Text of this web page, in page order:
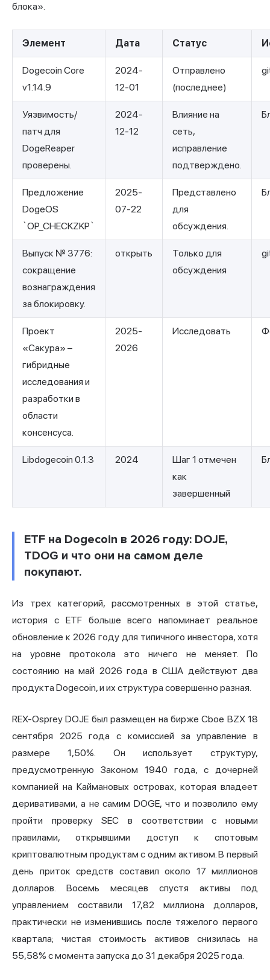
блока».
Элемент Дата Статус
Dogecoin Core
v1.14.9
2024-
12-01
Отправлено
(последнее)
Уязвимость/
патч для
DogeReaper
проверены.
2024-
12-12
Влияние на
сеть,
исправление
подтверждено.
Предложение
DogeOS
`OP_CHECKZKP`
2025-
07-22
Представлено
для
обсуждения.
Выпуск № 3776:
сокращение
вознаграждения
за блокировку.
открыть
Только для
обсуждения
Проект
«Сакура» –
гибридные
исследования и
разработки в
области
консенсуса.
2025-
2026
Исследовать
Libdogecoin 0.1.3 2024
Шаг 1 отмечен
как
завершенный
ETF на Dogecoin в 2026 году: DOJE,
TDOG и что они на самом деле
покупают.
Из трех категорий, рассмотренных в этой статье,
история с ETF больше всего напоминает реальное
обновление к 2026 году для типичного инвестора, хотя
на уровне протокола это ничего не меняет. По
состоянию на май 2026 года в США действуют два
продукта Dogecoin, и их структура совершенно разная.
REX-Osprey DOJE был размещен на бирже Cboe BZX 18
сентября 2025 года с комиссией за управление в
размере 1,50%. Он использует структуру,
предусмотренную Законом 1940 года, с дочерней
компанией на Каймановых островах, которая владеет
деривативами, а не самим DOGE, что и позволило ему
пройти проверку SEC в соответствии с новыми
правилами, открывшими доступ к спотовым
криптовалютным продуктам с одним активом. В первый
день приток средств составил около 17 миллионов
долларов. Восемь месяцев спустя активы под
управлением составили 17,82 миллиона долларов,
практически не изменившись после тяжелого первого
квартала; чистая стоимость активов снизилась на
55,58% с момента запуска до 31 декабря 2025 года.